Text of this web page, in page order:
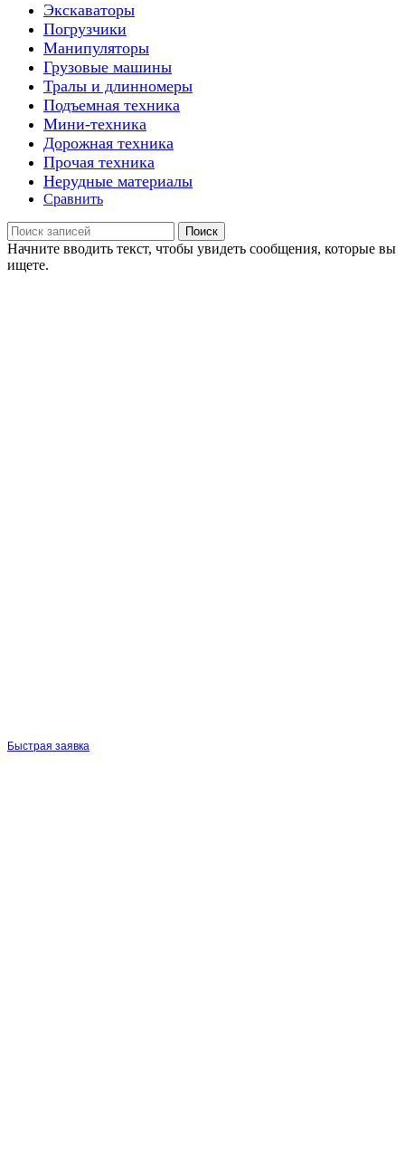
Экскаваторы
Погрузчики
Манипуляторы
Грузовые машины
Тралы и длинномеры
Подъемная техника
Мини-техника
Дорожная техника
Прочая техника
Нерудные материалы
Сравнить
Поиск
Начните вводить текст, чтобы увидеть сообщения, которые вы
ищете.
Быстрая заявка